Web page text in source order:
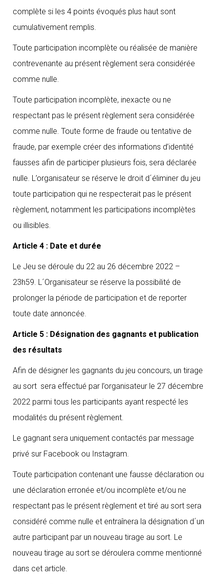
complète si les 4 points évoqués plus haut sont
cumulativement remplis.
Toute participation incomplète ou réalisée de manière
contrevenante au présent règlement sera considérée
comme nulle.
Toute participation incomplète, inexacte ou ne
respectant pas le présent règlement sera considérée
comme nulle. Toute forme de fraude ou tentative de
fraude, par exemple créer des informations d’identité
fausses afin de participer plusieurs fois, sera déclarée
nulle. L’organisateur se réserve le droit d´éliminer du jeu
toute participation qui ne respecterait pas le présent
règlement, notamment les participations incomplètes
ou illisibles.
Article 4 : Date et durée
Le Jeu se déroule du 22 au 26 décembre 2022 –
23h59. L´Organisateur se réserve la possibilité de
prolonger la période de participation et de reporter
toute date annoncée.
Article 5 : Désignation des gagnants et publication
des résultats
Afin de désigner les gagnants du jeu concours, un tirage
au sort sera effectué par l’organisateur le 27 décembre
2022 parmi tous les participants ayant respecté les
modalités du présent règlement.
Le gagnant sera uniquement contactés par message
privé sur Facebook ou Instagram.
Toute participation contenant une fausse déclaration ou
une déclaration erronée et/ou incomplète et/ou ne
respectant pas le présent règlement et tiré au sort sera
considéré comme nulle et entraînera la désignation d´un
autre participant par un nouveau tirage au sort. Le
nouveau tirage au sort se déroulera comme mentionné
dans cet article.